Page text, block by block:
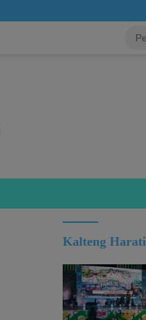
karena itu gratis...!
Kalteng Harati